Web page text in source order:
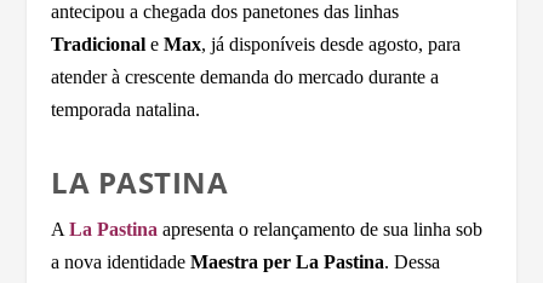
antecipou a chegada dos panetones das linhas
Tradicional eMax, já disponíveis desde agosto, para
atender à crescente demanda do mercado durante a
temporada natalina.
LA PASTINA
ALa Pastina apresenta o relançamento de sua linha sob
a nova identidadeMaestra per La Pastina. Dessa